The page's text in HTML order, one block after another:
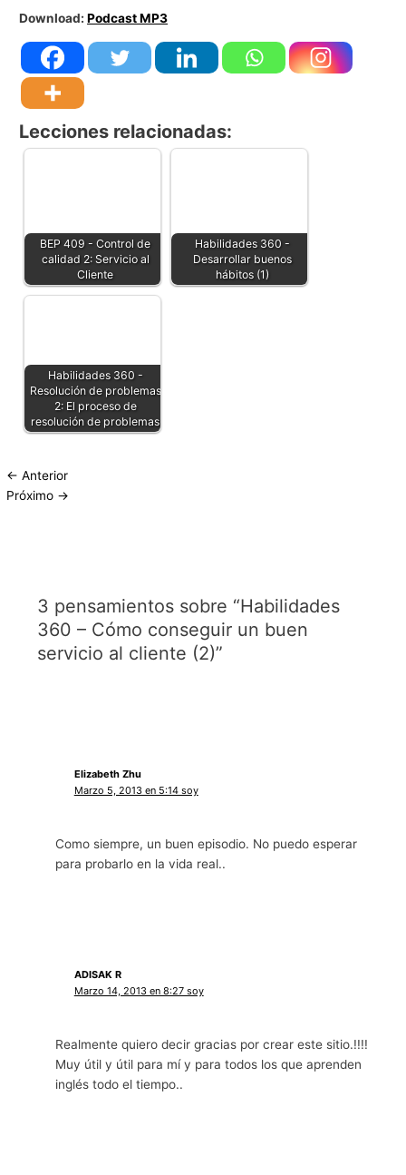
Download:Podcast MP3
Lecciones relacionadas:
BEP 409 - Control de
calidad 2: Servicio al
Cliente
Habilidades 360 -
Desarrollar buenos
hábitos (1)
Habilidades 360 -
Resolución de problemas
2: El proceso de
resolución de problemas
← Anterior
Próximo →
3 pensamientos sobre “Habilidades
360 – Cómo conseguir un buen
servicio al cliente (2)”
Elizabeth Zhu
Marzo 5, 2013 en 5:14 soy
Como siempre, un buen episodio. No puedo esperar
para probarlo en la vida real..
ADISAK R
Marzo 14, 2013 en 8:27 soy
Realmente quiero decir gracias por crear este sitio.!!!!
Muy útil y útil para mí y para todos los que aprenden
inglés todo el tiempo..